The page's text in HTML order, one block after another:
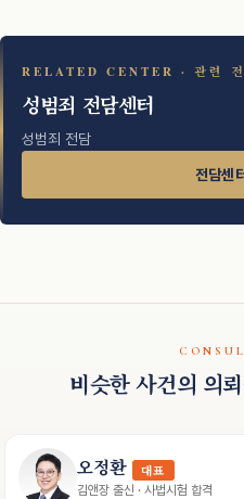
RELATED CENTER · 관련 전
성범죄 전담센터
성범죄 전담
전담센
비슷한 사건의 의
오정환 대표
김앤장 출신 · 사법시험 합격